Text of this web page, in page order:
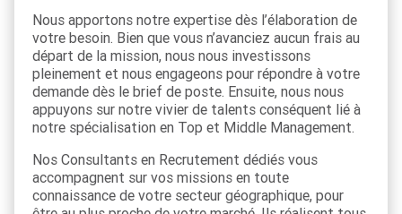
Nous apportons notre expertise dès l’élaboration de
votre besoin. Bien que vous n’avanciez aucun frais au
départ de la mission, nous nous investissons
pleinement et nous engageons pour répondre à votre
demande dès le brief de poste. Ensuite, nous nous
appuyons sur notre vivier de talents conséquent lié à
notre spécialisation en Top et Middle Management.
Nos Consultants en Recrutement dédiés vous
accompagnent sur vos missions en toute
connaissance de votre secteur géographique, pour